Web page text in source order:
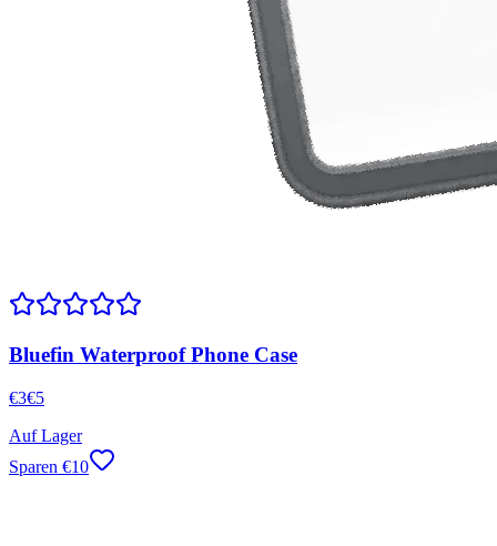
Bluefin Waterproof Phone Case
€3€5
Auf Lager
Sparen €10